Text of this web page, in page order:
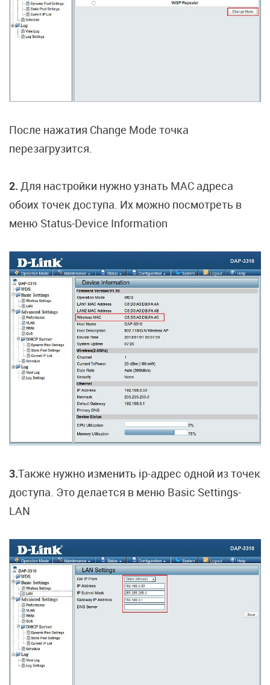
После нажатия Change Mode точка
перезагрузится.
2. Для настройки нужно узнать MAC адреса
обоих точек доступа. Их можно посмотреть в
меню Status-Device Information
3.Также нужно изменить ip-адрес одной из точек
доступа. Это делается в меню Basic Settings-
LAN